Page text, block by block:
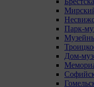
Парк-
Дом-